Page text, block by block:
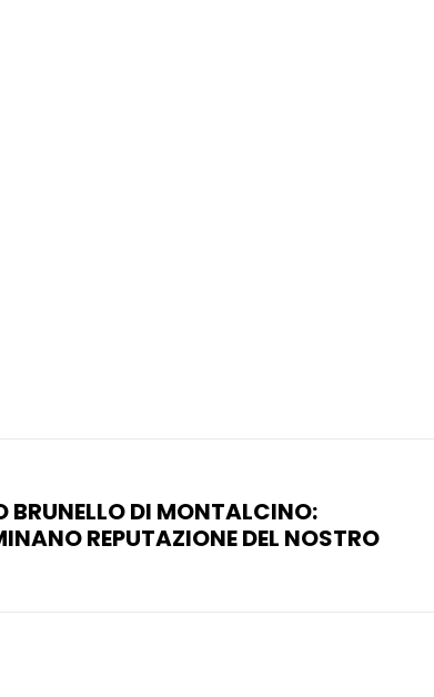
DI MONTALCINO:
REPUTAZIONE DEL NOSTRO